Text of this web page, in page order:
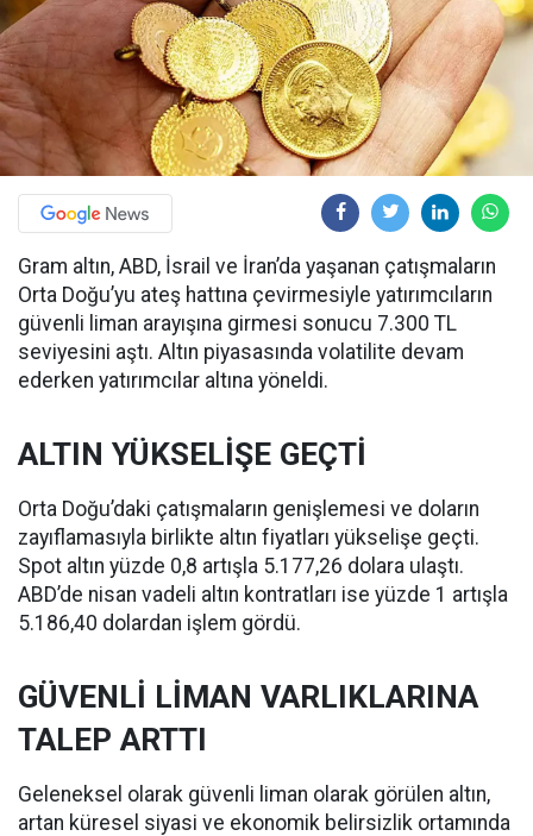
Gram altın, ABD, İsrail ve İran’da yaşanan çatışmaların
Orta Doğu’yu ateş hattına çevirmesiyle yatırımcıların
güvenli liman arayışına girmesi sonucu 7.300 TL
seviyesini aştı. Altın piyasasında volatilite devam
ederken yatırımcılar altına yöneldi.
ALTIN YÜKSELİŞE GEÇTİ
Orta Doğu’daki çatışmaların genişlemesi ve doların
zayıflamasıyla birlikte altın fiyatları yükselişe geçti.
Spot altın yüzde 0,8 artışla 5.177,26 dolara ulaştı.
ABD’de nisan vadeli altın kontratları ise yüzde 1 artışla
5.186,40 dolardan işlem gördü.
GÜVENLİ LİMAN VARLIKLARINA
TALEP ARTTI
Geleneksel olarak güvenli liman olarak görülen altın,
artan küresel siyasi ve ekonomik belirsizlik ortamında